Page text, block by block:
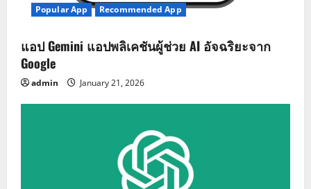
Popular App Recommended App
แอป Gemini แอปพลิเคชันผู้ช่วย AI อัจฉริยะจาก
Google
admin January 21, 2026